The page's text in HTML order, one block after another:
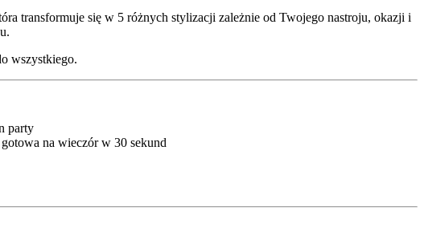
transformuje się w 5 różnych stylizacji zależnie od Twojego nastroju, okazji i
wszystkiego.
party
na wieczór w 30 sekund